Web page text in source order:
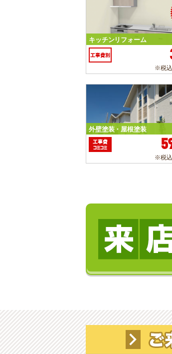
キッチンリフォーム
工事費別
※税
外壁塗装・屋根塗装
工事費
コミコミ
※税